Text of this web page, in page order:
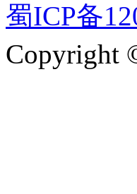
蜀ICP备
Copyright